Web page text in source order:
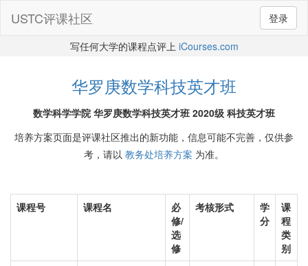
登录
USTC评课社区
写任何大学的课程点评上 iCourses.com
华罗庚数学科技英才班
数学科学学院 华罗庚数学科技英才班 2020级 科技英才班
培养方案页面是评课社区推出的新功能，信息可能不完善，仅供参
考，请以 教务处培养方案 为准。
课程号 课程名
必
修/
选
修
考核形式
学
分
课
程
类
别